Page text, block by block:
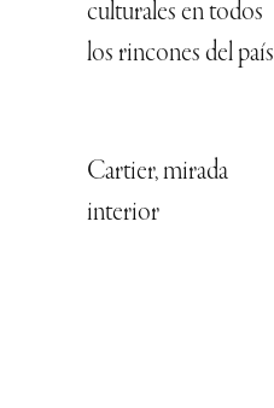
culturales en todos
los rincones del país
Cartier, mirada
interior